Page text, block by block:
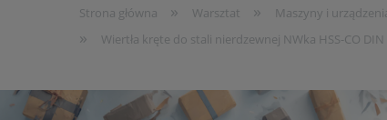
Strona główna » Warsztat » Maszyny i
» Wiertła kręte do stali nierdzewnej NWka HSS-CO DIN